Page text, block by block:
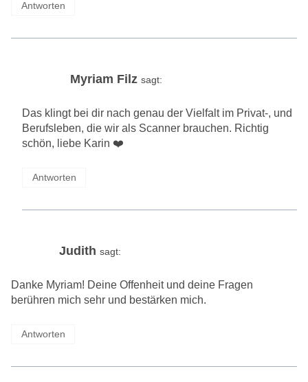
Antworten
Myriam Filz sagt:
Das klingt bei dir nach genau der Vielfalt im Privat-, und
Berufsleben, die wir als Scanner brauchen. Richtig
schön, liebe Karin ❤️
Antworten
Judith sagt:
Danke Myriam! Deine Offenheit und deine Fragen
berühren mich sehr und bestärken mich.
Antworten